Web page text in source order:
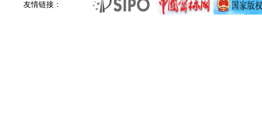
友情链接：